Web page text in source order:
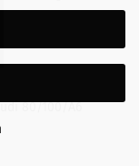
80/100/A6